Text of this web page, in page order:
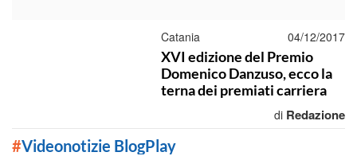
Catania 04/12/2017
XVI edizione del Premio
Domenico Danzuso, ecco la
terna dei premiati carriera
di Redazione
#Videonotizie BlogPlay